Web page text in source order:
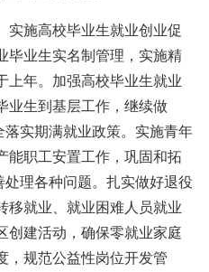
施高校毕业生就业创业促
毕业生实名制管理，实施精
上年。加强高校毕业生就业
业生到基层工作，继续做
落实期满就业政策。实施青年
能职工安置工作，巩固和拓
处理各种问题。扎实做好退役
移就业、就业困难人员就业
创建活动，确保零就业家庭
，规范公益性岗位开发管